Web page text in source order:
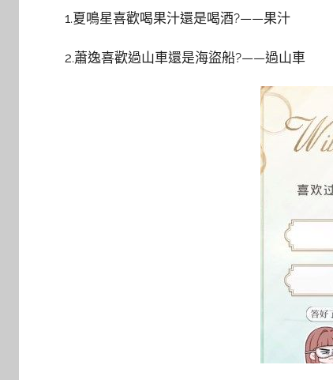
1.夏鳴星喜歡喝果汁還是喝酒?——果汁
2.蕭逸喜歡過山車還是海盜船?——過山車